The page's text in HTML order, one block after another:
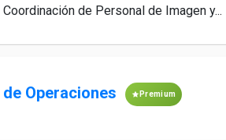
de Personal de Imagen y...
Operaciones Premium